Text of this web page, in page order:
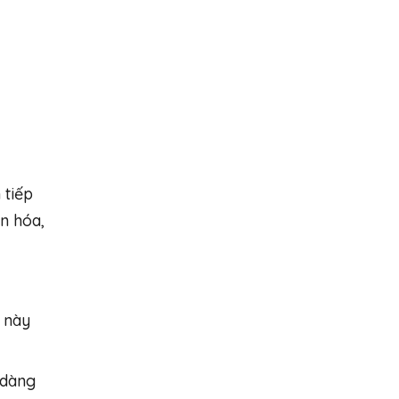
tiếp
hóa,